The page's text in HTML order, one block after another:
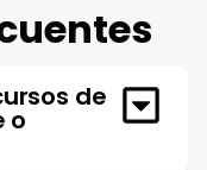
de
o